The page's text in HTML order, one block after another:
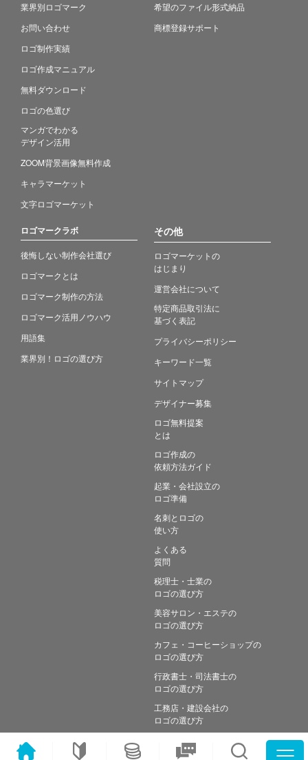
業界別ロゴマーク
お問い合わせ
ロゴ制作実績
ロゴ作成マニュアル
無料ダウンロード
ロゴの色選び
マンガでわかる
デザイン活用
ZOOM背景画像無料作成
キャラマーケット
文字ロゴマーケット
希望のファイル形式納品
商標登録サポート
ロゴマークラボ
後悔しない制作会社選び
ロゴマークとは
ロゴマーク制作の方法
ロゴマーク活用ノウハウ
用語集
業界別！ロゴの選び方
その他
ロゴマーケットの
はじまり
運営会社について
特定商品取引法に
基づく表記
プライバシーポリシー
キーワード一覧
サイトマップ
デザイナー募集
ロゴ無料提案
とは
ロゴ作成の
依頼方法ガイド
起業・会社設立の
ロゴ準備
名刺とロゴの
使い方
よくある
質問
税理士・士業の
ロゴの選び方
美容サロン・エステの
ロゴの選び方
カフェ・コーヒーショップの
ロゴの選び方
行政書士・司法書士の
ロゴの選び方
工務店・建設会社の
ロゴの選び方